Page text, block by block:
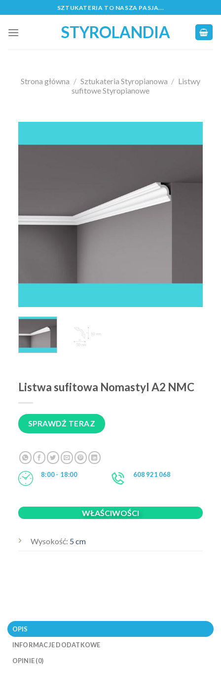
to
content
SZTUKATERIA TO NASZA PASJA...
STYROLANDIA
Strona główna / Sztukateria Styropianowa / Listwy
sufitowe Styropianowe
Listwa sufitowa Nomastyl A2 NMC
SPRAWDŹ TERAZ
8:00 - 18:00 608 921 068
WŁAŚCIWOŚCI
Wysokość: 5 cm
OPIS
INFORMACJE DODATKOWE
OPINIE (0)